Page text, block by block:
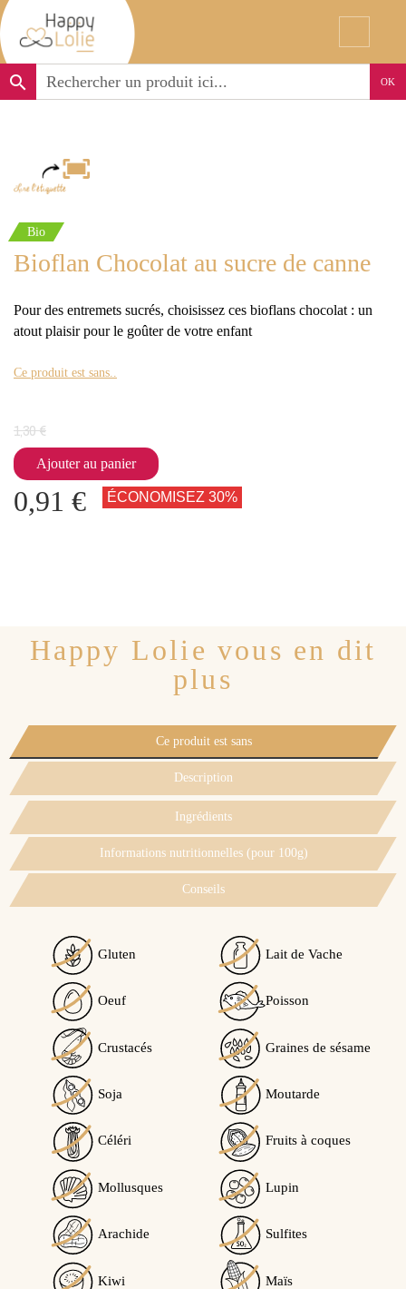
search OK
Bio
Bioflan Chocolat au sucre de canne
Pour des entremets sucrés, choisissez ces bioflans chocolat : un
atout plaisir pour le goûter de votre enfant
Ce produit est sans..
1,30 €
Ajouter au panier
0,91 € ÉCONOMISEZ 30%
Happy Lolie vous en dit
plus
Ce produit est sans
Description
Ingrédients
Informations nutritionnelles (pour 100g)
Conseils
Gluten Lait de Vache
Oeuf Poisson
Crustacés Graines de sésame
Soja Moutarde
Céléri Fruits à coques
Mollusques Lupin
Arachide Sulfites
Kiwi Maïs